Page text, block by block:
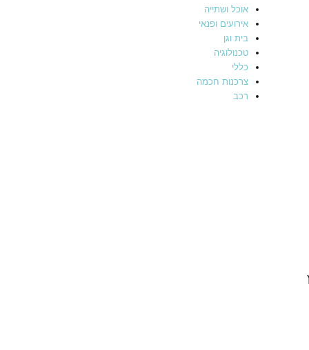
אוכל ושתייה
אירועים ופנאי
בית וגן
טכנולוגיה
כללי
צרכנות חכמה
רכב